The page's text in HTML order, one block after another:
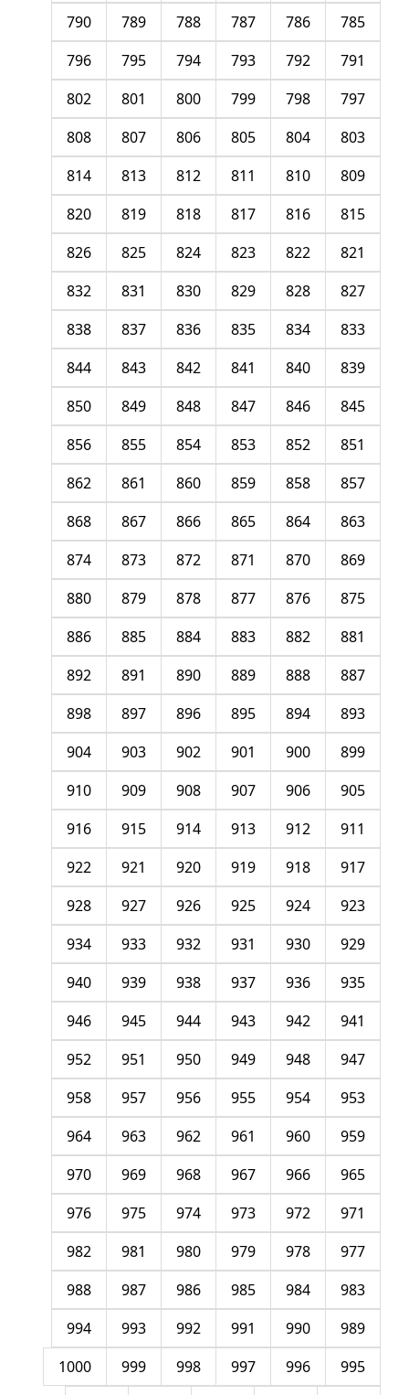
785
786
787
788
789
790
791
792
793
794
795
796
797
798
799
800
801
802
803
804
805
806
807
808
809
810
811
812
813
814
815
816
817
818
819
820
821
822
823
824
825
826
827
828
829
830
831
832
833
834
835
836
837
838
839
840
841
842
843
844
845
846
847
848
849
850
851
852
853
854
855
856
857
858
859
860
861
862
863
864
865
866
867
868
869
870
871
872
873
874
875
876
877
878
879
880
881
882
883
884
885
886
887
888
889
890
891
892
893
894
895
896
897
898
899
900
901
902
903
904
905
906
907
908
909
910
911
912
913
914
915
916
917
918
919
920
921
922
923
924
925
926
927
928
929
930
931
932
933
934
935
936
937
938
939
940
941
942
943
944
945
946
947
948
949
950
951
952
953
954
955
956
957
958
959
960
961
962
963
964
965
966
967
968
969
970
971
972
973
974
975
976
977
978
979
980
981
982
983
984
985
986
987
988
989
990
991
992
993
994
995
996
997
998
999
1000